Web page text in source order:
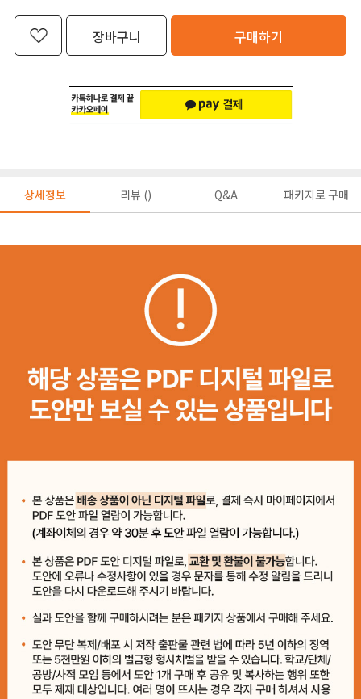
장바구니 구매하기
상세정보 리뷰 () Q&A 패키지로 구매